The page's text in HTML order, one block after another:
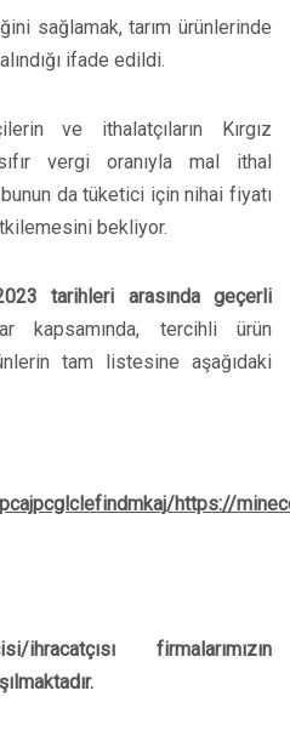
sağlamak, tarım ürünlerinde
ifade edildi.
ve ithalatçıların Kırgız
vergi oranıyla mal ithal
da tüketici için nihai fiyatı
bekliyor.
tarihleri arasında geçerli
tercihli ürün
tam listesine aşağıdaki
https://
firmalarımızın